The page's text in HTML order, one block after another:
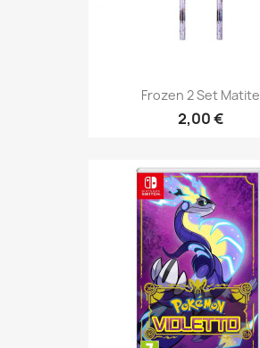
Frozen 2 Set Matite
2,00 €